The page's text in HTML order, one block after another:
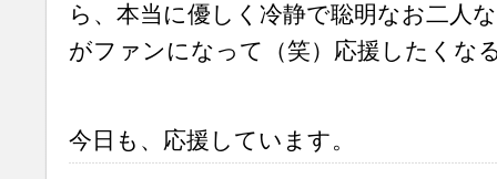
ら、本当に優しく冷静で聡明なお二人
がファンになって（笑）応援したくな
今日も、応援しています。